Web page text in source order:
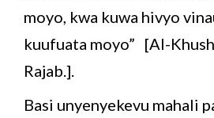
moyo, kwa kuwa hivyo
kuufuata moyo” [Al-
Rajab.].
Basi unyenyekevu mahali